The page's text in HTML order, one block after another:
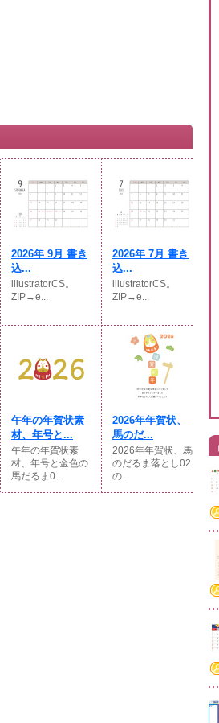
2026年 9月 書き
込...
illustratorCS。
ZIP→e...
2026年 7月 書き
込...
illustratorCS。
ZIP→e...
午年の年賀状素
材、年号と...
午年の年賀状素
材、年号と金色の
馬だるま0...
2026年年賀状、
馬のだ...
2026年年賀状、馬
のだるま落とし02
の...